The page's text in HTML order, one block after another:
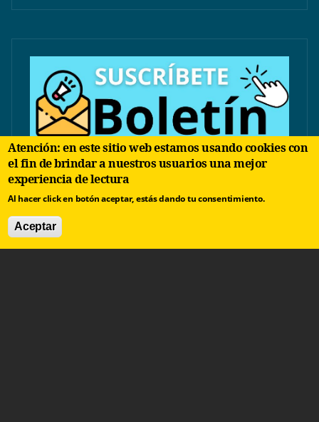
Atención: en este sitio web estamos usando cookies con
el fin de brindar a nuestros usuarios una mejor
experiencia de lectura
Al hacer click en botón aceptar, estás dando tu consentimiento.
Aceptar